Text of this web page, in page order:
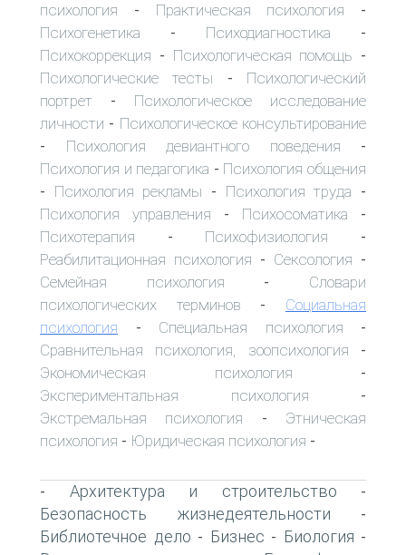
психология - Практическая психология -
Психогенетика - Психодиагностика -
Психокоррекция - Психологическая помощь -
Психологические тесты - Психологический
портрет - Психологическое исследование
личности - Психологическое консультирование
- Психология девиантного поведения -
Психология и педагогика - Психология общения
- Психология рекламы - Психология труда -
Психология управления - Психосоматика -
Психотерапия - Психофизиология -
Реабилитационная психология - Сексология -
Семейная психология - Словари
психологических терминов - Социальная
психология - Специальная психология -
Сравнительная психология, зоопсихология -
Экономическая психология -
Экспериментальная психология -
Экстремальная психология - Этническая
психология - Юридическая психология -
- Архитектура и строительство -
Безопасность жизнедеятельности -
Библиотечное дело - Бизнес - Биология -